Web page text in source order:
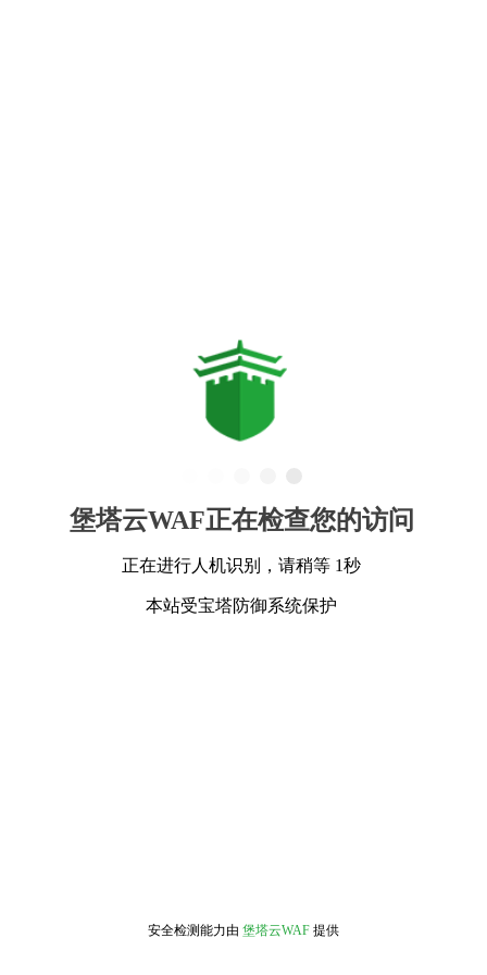
堡塔云WAF正在检查您的访问
正在进行人机识别，请稍等 1秒
本站受宝塔防御系统保护
安全检测能力由 堡塔云WAF 提供